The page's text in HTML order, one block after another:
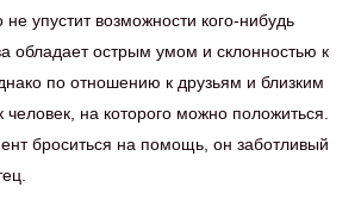
не упустит возможности кого-нибудь
обладает острым умом и склонностью к
по отношению к друзьям и близким
человек, на которого можно положиться.
броситься на помощь, он заботливый